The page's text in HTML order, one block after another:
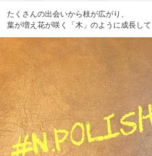
たくさんの出会いから枝が広がり、
葉が増え花が咲く「木」のように成長して